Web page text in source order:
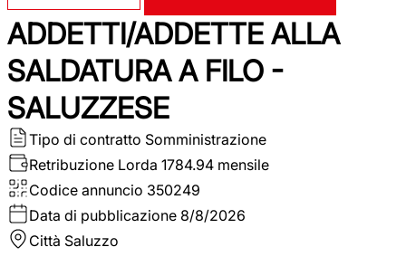
ADDETTI/ADDETTE ALLA
SALDATURA A FILO -
SALUZZESE
Tipo di contratto Somministrazione
Retribuzione Lorda 1784.94 mensile
Codice annuncio 350249
Data di pubblicazione 8/8/2026
Città Saluzzo